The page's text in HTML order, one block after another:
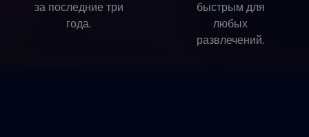
за последние три
года.
быстрым для
любых
развлечений.